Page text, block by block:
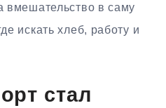
вмешательство в саму
искать хлеб, работу и
стал